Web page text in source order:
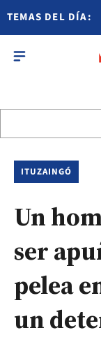
TEMAS DEL DÍA:
ITUZAINGÓ
Un
ser
pelea
un